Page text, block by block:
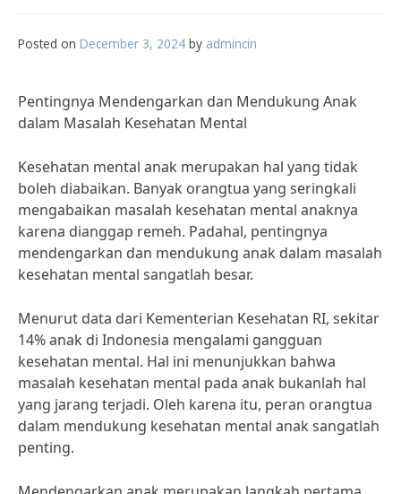
Posted on December 3, 2024 by admincin
Pentingnya Mendengarkan dan Mendukung Anak
dalam Masalah Kesehatan Mental
Kesehatan mental anak merupakan hal yang tidak
boleh diabaikan. Banyak orangtua yang seringkali
mengabaikan masalah kesehatan mental anaknya
karena dianggap remeh. Padahal, pentingnya
mendengarkan dan mendukung anak dalam masalah
kesehatan mental sangatlah besar.
Menurut data dari Kementerian Kesehatan RI, sekitar
14% anak di Indonesia mengalami gangguan
kesehatan mental. Hal ini menunjukkan bahwa
masalah kesehatan mental pada anak bukanlah hal
yang jarang terjadi. Oleh karena itu, peran orangtua
dalam mendukung kesehatan mental anak sangatlah
penting.